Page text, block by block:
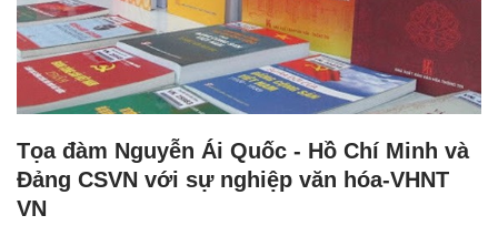
Tọa đàm Nguyễn Ái Quốc - Hồ Chí Minh và
Đảng CSVN với sự nghiệp văn hóa-VHNT
VN